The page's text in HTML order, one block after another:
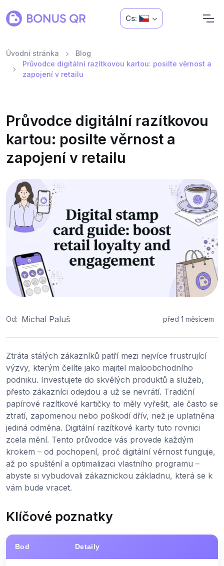
Cs:
Úvodní stránka
Blog
Průvodce digitální razítkovou kartou: posilte věrnost a
zapojení v retailu
Průvodce digitální razítkovou
kartou: posilte věrnost a
zapojení v retailu
Od: Michal Paluš před 1 měsícem
Ztráta stálých zákazníků patří mezi nejvíce frustrující
výzvy, kterým čelíte jako majitel maloobchodního
podniku. Investujete do skvělých produktů a služeb,
přesto zákazníci odejdou a už se nevrátí. Tradiční
papírové razítkové kartičky to měly vyřešit, ale často se
ztratí, zapomenou nebo poškodí dřív, než je uplatněna
jediná odměna. Digitální razítkové karty tuto rovnici
zcela mění. Tento průvodce vás provede každým
krokem – od pochopení, proč digitální věrnost funguje,
až po spuštění a optimalizaci vlastního programu –
abyste si vybudovali zákaznickou základnu, která se k
vám bude vracet.
Klíčové poznatky
Bod Detaily